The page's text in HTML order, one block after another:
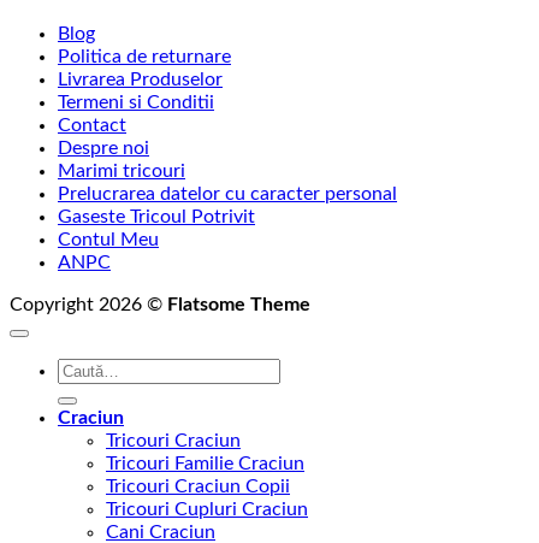
Blog
Politica de returnare
Livrarea Produselor
Termeni si Conditii
Contact
Despre noi
Marimi tricouri
Prelucrarea datelor cu caracter personal
Gaseste Tricoul Potrivit
Contul Meu
ANPC
Copyright 2026 © Flatsome Theme
Caută
Craciun
Tricouri Craciun
Tricouri Familie Craciun
Tricouri Craciun Copii
Tricouri Cupluri Craciun
Cani Craciun